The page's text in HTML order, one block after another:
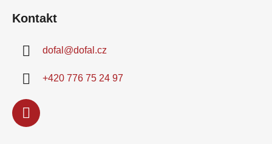
Kontakt
dofal @dofal.cz
+420 776 75 24 97